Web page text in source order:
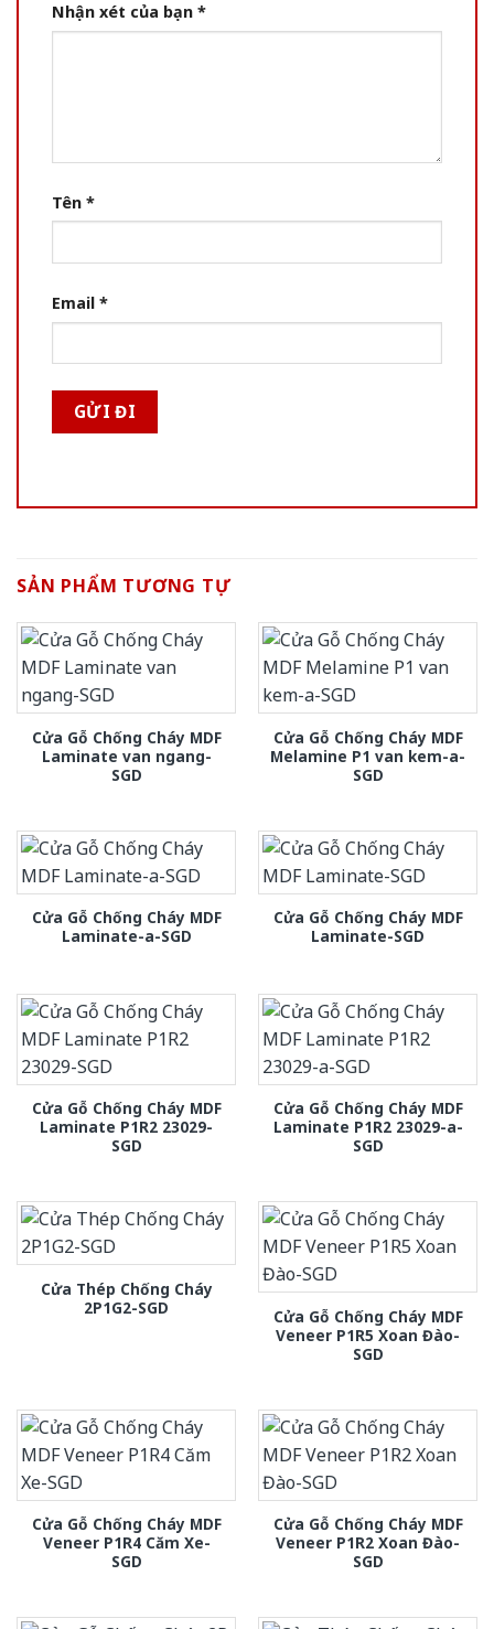
Nhận xét của bạn *
Tên *
Email *
SẢN PHẨM TƯƠNG TỰ
Cửa Gỗ Chống Cháy MDF
Laminate van ngang-
SGD
Cửa Gỗ Chống Cháy MDF
Melamine P1 van kem-a-
SGD
Cửa Gỗ Chống Cháy MDF
Laminate-a-SGD
Cửa Gỗ Chống Cháy MDF
Laminate-SGD
Cửa Gỗ Chống Cháy MDF
Laminate P1R2 23029-
SGD
Cửa Gỗ Chống Cháy MDF
Laminate P1R2 23029-a-
SGD
Cửa Thép Chống Cháy
2P1G2-SGD
Cửa Gỗ Chống Cháy MDF
Veneer P1R5 Xoan Đào-
SGD
Cửa Gỗ Chống Cháy MDF
Veneer P1R4 Căm Xe-
SGD
Cửa Gỗ Chống Cháy MDF
Veneer P1R2 Xoan Đào-
SGD